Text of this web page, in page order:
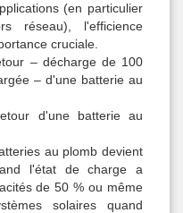
(en particulier
réseau), l'efficience
cruciale.
– décharge de 100
– d'une batterie au
d'une batterie au
au plomb devient
l'état de charge a
de 50 % ou même
solaires quand